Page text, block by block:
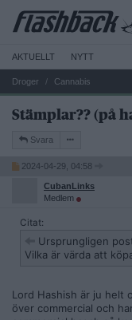
AKTUELLT NYTT
Droger Cannabis
Stämplar?? (på
Svara
2024-04-29, 04:58
CubanLinks
Medlem
Citat:
Ursprungligen
Vilka är värda att
Lord Hashish är ju helt
över commercial och